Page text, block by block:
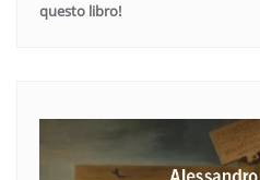
questo libro!